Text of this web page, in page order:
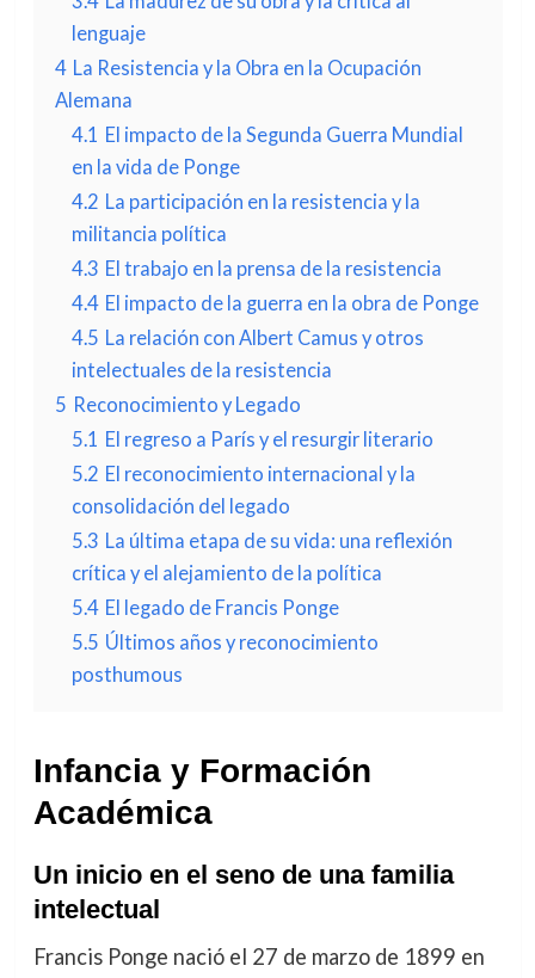
lenguaje
4 La Resistencia y la Obra en la Ocupación
Alemana
4.1 El impacto de la Segunda Guerra Mundial
en la vida de Ponge
4.2 La participación en la resistencia y la
militancia política
4.3 El trabajo en la prensa de la resistencia
4.4 El impacto de la guerra en la obra de Ponge
4.5 La relación con Albert Camus y otros
intelectuales de la resistencia
5 Reconocimiento y Legado
5.1 El regreso a París y el resurgir literario
5.2 El reconocimiento internacional y la
consolidación del legado
5.3 La última etapa de su vida: una reflexión
crítica y el alejamiento de la política
5.4 El legado de Francis Ponge
5.5 Últimos años y reconocimiento
posthumous
Infancia y Formación
Académica
Un inicio en el seno de una familia
intelectual
Francis Ponge nació el 27 de marzo de 1899 en